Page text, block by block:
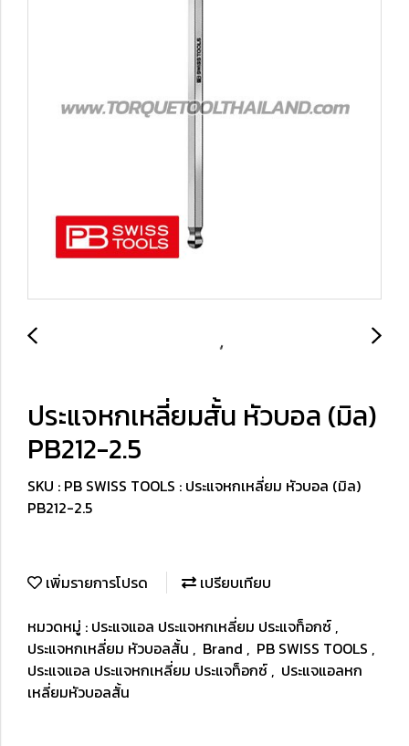
ประแจหกเหลี่ยมสั้น หัวบอล (มิล)
PB212-2.5
SKU : PB SWISS TOOLS : ประแจหกเหลี่ยม หัวบอล (มิล)
PB212-2.5
เพิ่มรายการโปรด
เปรียบเทียบ
หมวดหมู่ : ประแจแอล ประแจหกเหลี่ยม ประแจท็อกซ์ ,
ประแจหกเหลี่ยม หัวบอลสั้น , Brand , PB SWISS TOOLS ,
ประแจแอล ประแจหกเหลี่ยม ประแจท็อกซ์ , ประแจแอลหก
เหลี่ยมหัวบอลสั้น